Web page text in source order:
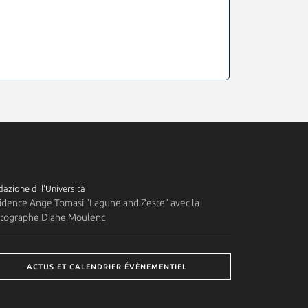
di l'Università
Ange Tomasi "Lagune and Zeste" avec la
Diane Moulenc
ACTUS ET CALENDRIER ÉVÈNEMENTIEL